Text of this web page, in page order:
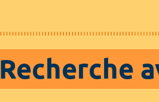
Recherche